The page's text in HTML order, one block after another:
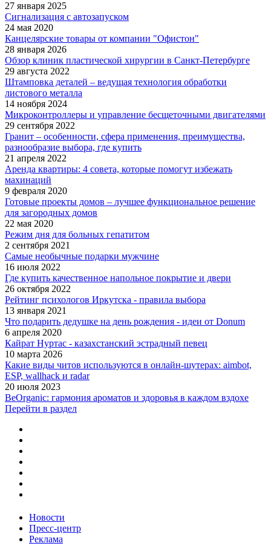
27 января 2025
Сигнализация с автозапуском
24 мая 2020
Канцелярские товары от компании "Офистон"
28 января 2026
Обзор клиник пластической хирургии в Санкт-Петербурге
29 августа 2022
Штамповка деталей – ведущая технология обработки
листового металла
14 ноября 2024
Микроконтроллеры и управление бесщеточными двигателями
29 сентября 2022
Гранит – особенности, сфера применения, преимущества,
разнообразие выбора, где купить
21 апреля 2022
Аренда квартиры: 4 совета, которые помогут избежать
махинаций
9 февраля 2020
Готовые проекты домов – лучшее функциональное решение
для загородных домов
22 мая 2020
Режим дня для больных гепатитом
2 сентября 2021
Самые необычные подарки мужчине
16 июля 2022
Где купить качественное напольное покрытие и двери
26 октября 2022
Рейтинг психологов Иркутска - правила выбора
13 января 2021
Что подарить дедушке на день рождения - идеи от Donum
6 апреля 2020
Кайрат Нуртас - казахстанский эстрадный певец
10 марта 2026
Какие виды читов используются в онлайн-шутерах: aimbot,
ESP, wallhack и radar
20 июля 2023
BeOrganic: гармония ароматов и здоровья в каждом вздохе
Перейти в раздел
Новости
Пресс-центр
Реклама